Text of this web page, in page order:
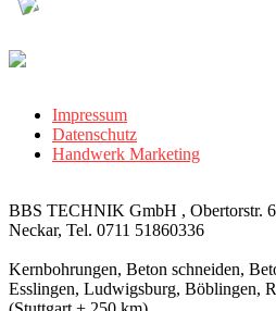
Impressum
Datenschutz
Handwerk Marketing
BBS TECHNIK GmbH , Obertorstr.
Neckar, Tel. 0711 51860336
Kernbohrungen, Beton schneiden,
Esslingen, Ludwigsburg, Böblingen,